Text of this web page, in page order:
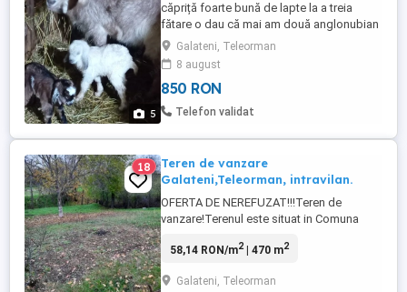
5
căpriță foarte bună de lapte la a treia
fătare o dau că mai am două anglonubian
și le-am oprit iedele și sînt multe la iarnă
Galateni, Teleorman
8 august
850 RON
Telefon validat
18
Teren de vanzare
Galateni,Teleorman, intravilan.
OFERTA DE NEREFUZAT!!!Teren de
vanzare!Terenul este situat in Comuna
Terenul are o suprafata de 470 mp
Zona linistita,pentru construi o casa de
58,14 RON/m2| 470 m2
Galateni, Teleorman